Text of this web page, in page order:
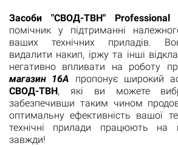
Засоби "СВОД-ТВН" Professional
помічник у підтриманні
ваших технічних приладів.
видалити накип, іржу та інші
негативно впливати на роботу
магазин 16А пропонує широкий
СВОД-ТВН, які ви можете
забезпечивши таким чином
оптимальну ефективність вашої
технічні прилади працюють на
завжди!